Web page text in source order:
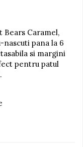
Bears Caramel,
pana la 6
si margini
pentru patul